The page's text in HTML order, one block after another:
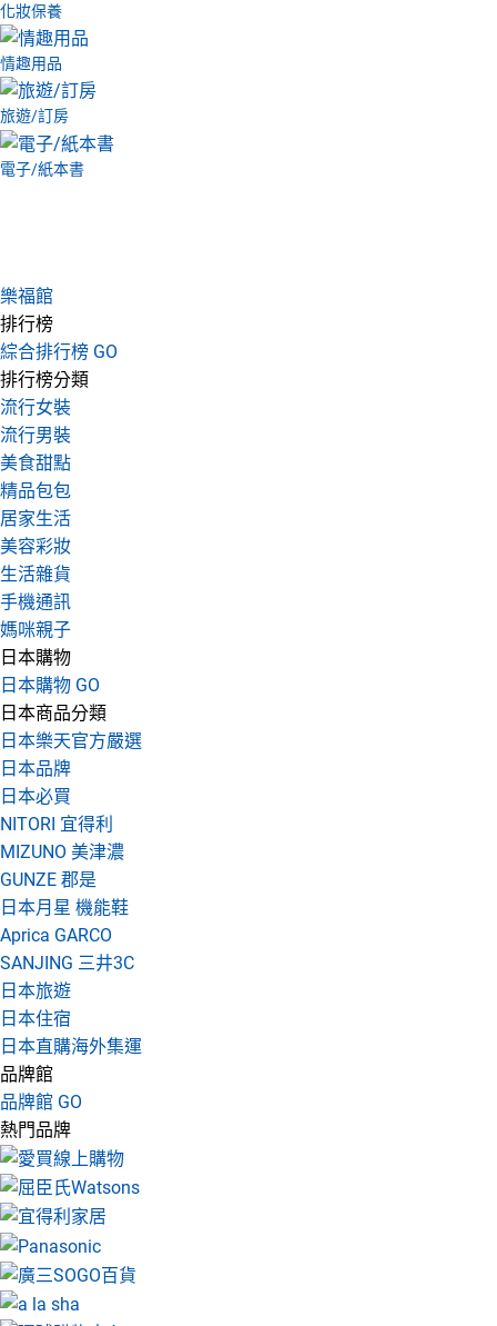
化妝保養
情趣用品
旅遊/訂房
電子/紙本書
樂福館
排行榜
綜合排行榜 GO
排行榜分類
流行女裝
流行男裝
美食甜點
精品包包
居家生活
美容彩妝
生活雜貨
手機通訊
媽咪親子
日本購物
日本購物 GO
日本商品分類
日本樂天官方嚴選
日本品牌
日本必買
NITORI 宜得利
MIZUNO 美津濃
GUNZE 郡是
日本月星 機能鞋
Aprica GARCO
SANJING 三井3C
日本旅遊
日本住宿
日本直購海外集運
品牌館
品牌館 GO
熱門品牌